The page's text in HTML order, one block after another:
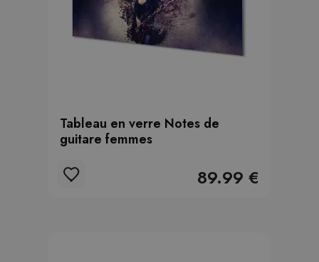
Tableau en verre Notes de
guitare femmes
89.99 €